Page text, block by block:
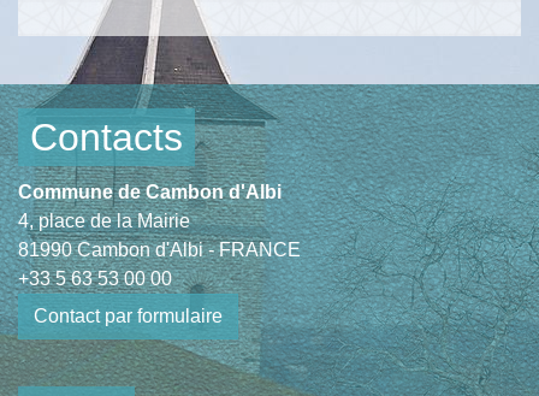
Contacts
Commune de Cambon d'Albi
4, place de la Mairie
81990 Cambon d'Albi - FRANCE
+33 5 63 53 00 00
Contact par formulaire